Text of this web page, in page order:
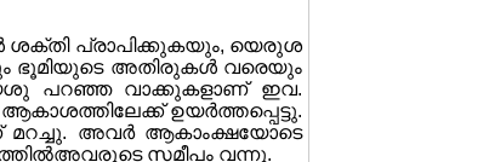
ശക്തി പ്രാപിക്കുകയും, യെരുശ
ഭൂമിയുടെ അതിരുകള്‍ വരെയും
പറഞ്ഞ വാക്കുകളാണ് ഇവ.
ഉയര്‍ത്തപ്പെട്ടു.
മറച്ചു. അവര്‍ ആകാംക്ഷയോടെ
സമീപം വന്നു.